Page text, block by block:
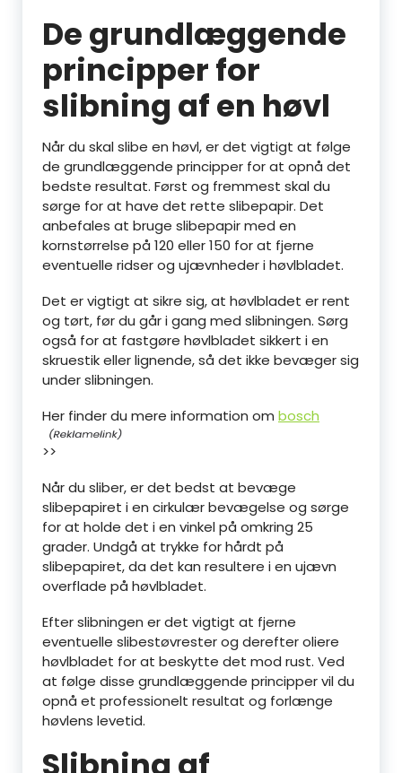
De grundlæggende
principper for
slibning af en høvl
Når du skal slibe en høvl, er det vigtigt at følge
de grundlæggende principper for at opnå det
bedste resultat. Først og fremmest skal du
sørge for at have det rette slibepapir. Det
anbefales at bruge slibepapir med en
kornstørrelse på 120 eller 150 for at fjerne
eventuelle ridser og ujævnheder i høvlbladet.
Det er vigtigt at sikre sig, at høvlbladet er rent
og tørt, før du går i gang med slibningen. Sørg
også for at fastgøre høvlbladet sikkert i en
skruestik eller lignende, så det ikke bevæger sig
under slibningen.
Her finder du mere information om bosch
>>
Når du sliber, er det bedst at bevæge
slibepapiret i en cirkulær bevægelse og sørge
for at holde det i en vinkel på omkring 25
grader. Undgå at trykke for hårdt på
slibepapiret, da det kan resultere i en ujævn
overflade på høvlbladet.
Efter slibningen er det vigtigt at fjerne
eventuelle slibestøvrester og derefter oliere
høvlbladet for at beskytte det mod rust. Ved
at følge disse grundlæggende principper vil du
opnå et professionelt resultat og forlænge
høvlens levetid.